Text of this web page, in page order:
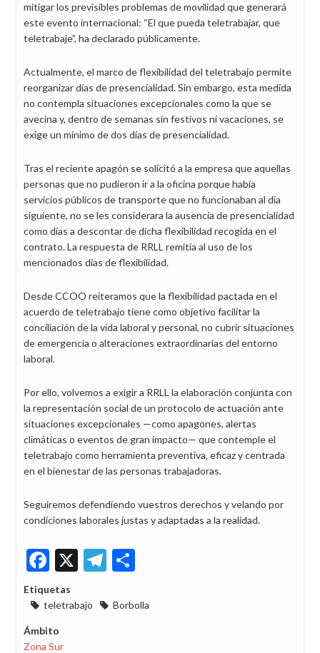
mitigar los previsibles problemas de movilidad que generará
este evento internacional: “El que pueda teletrabajar, que
teletrabaje”, ha declarado públicamente.
Actualmente, el marco de flexibilidad del teletrabajo permite
reorganizar días de presencialidad. Sin embargo, esta medida
no contempla situaciones excepcionales como la que se
avecina y, dentro de semanas sin festivos ni vacaciones, se
exige un mínimo de dos días de presencialidad.
Tras el reciente apagón se solicitó a la empresa que aquellas
personas que no pudieron ir a la oficina porque había
servicios públicos de transporte que no funcionaban al día
siguiente, no se les considerara la ausencia de presencialidad
como días a descontar de dicha flexibilidad recogida en el
contrato. La respuesta de RRLL remitía al uso de los
mencionados días de flexibilidad.
Desde CCOO reiteramos que la flexibilidad pactada en el
acuerdo de teletrabajo tiene como objetivo facilitar la
conciliación de la vida laboral y personal, no cubrir situaciones
de emergencia o alteraciones extraordinarias del entorno
laboral.
Por ello, volvemos a exigir a RRLL la elaboración conjunta con
la representación social de un protocolo de actuación ante
situaciones excepcionales —como apagones, alertas
climáticas o eventos de gran impacto— que contemple el
teletrabajo como herramienta preventiva, eficaz y centrada
en el bienestar de las personas trabajadoras.
Seguiremos defendiendo vuestros derechos y velando por
condiciones laborales justas y adaptadas a la realidad.
Facebook
X Telegram
Etiquetas
teletrabajo
Borbolla
Ámbito
Zona Sur